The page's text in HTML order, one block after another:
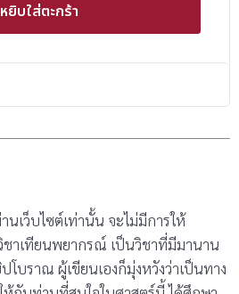
หยิบใส่ตะกร้า
เว็บไซต์เท่านั้น จะไม่มีการให้
ชาเทียนพยากรณ์ เป็นวิชาที่มีมานาน
โบราณ ผู้เขียนเองก็มุ่งหวังว่าเป็นทาง